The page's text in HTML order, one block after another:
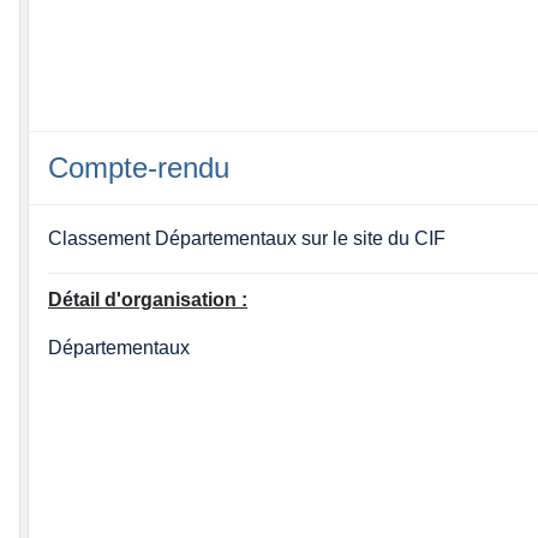
Compte-rendu
Classement Départementaux sur le site du CIF
Détail d'organisation :
Départementaux